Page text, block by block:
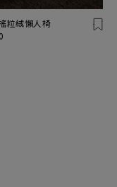
粒絨懶人椅